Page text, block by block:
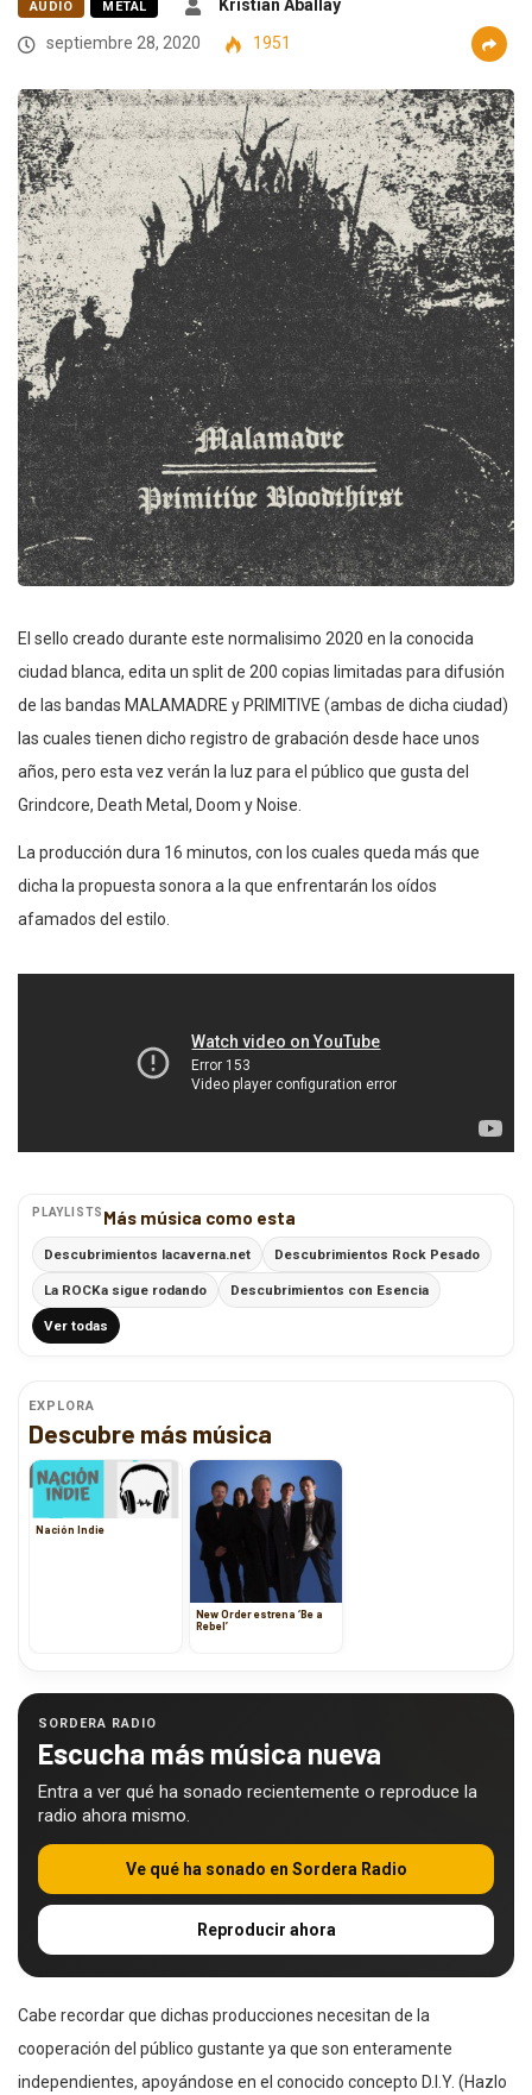
AUDIO METAL
Kristian Aballay
septiembre 28, 2020
1951
El sello creado durante este normalisimo 2020 en la conocida
ciudad blanca, edita un split de 200 copias limitadas para difusión
de las bandas MALAMADRE y PRIMITIVE (ambas de dicha ciudad)
las cuales tienen dicho registro de grabación desde hace unos
años, pero esta vez verán la luz para el público que gusta del
Grindcore, Death Metal, Doom y Noise.
La producción dura 16 minutos, con los cuales queda más que
dicha la propuesta sonora a la que enfrentarán los oídos
afamados del estilo.
PLAYLISTS Más música como esta
Descubrimientos lacaverna.net Descubrimientos Rock Pesado
La ROCKa sigue rodando Descubrimientos con Esencia
Ver todas
EXPLORA
Descubre más música
Nación Indie
New Order estrena ‘Be a
Rebel’
SORDERA RADIO
Escucha más música nueva
Entra a ver qué ha sonado recientemente o reproduce la
radio ahora mismo.
Ve qué ha sonado en Sordera Radio
Reproducir ahora
Cabe recordar que dichas producciones necesitan de la
cooperación del público gustante ya que son enteramente
independientes, apoyándose en el conocido concepto D.I.Y. (Hazlo